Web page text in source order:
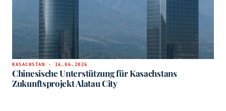
KASACHSTAN · 16.06.2026
Chinesische Unterstützung für Kasachstans
Zukunftsprojekt Alatau City